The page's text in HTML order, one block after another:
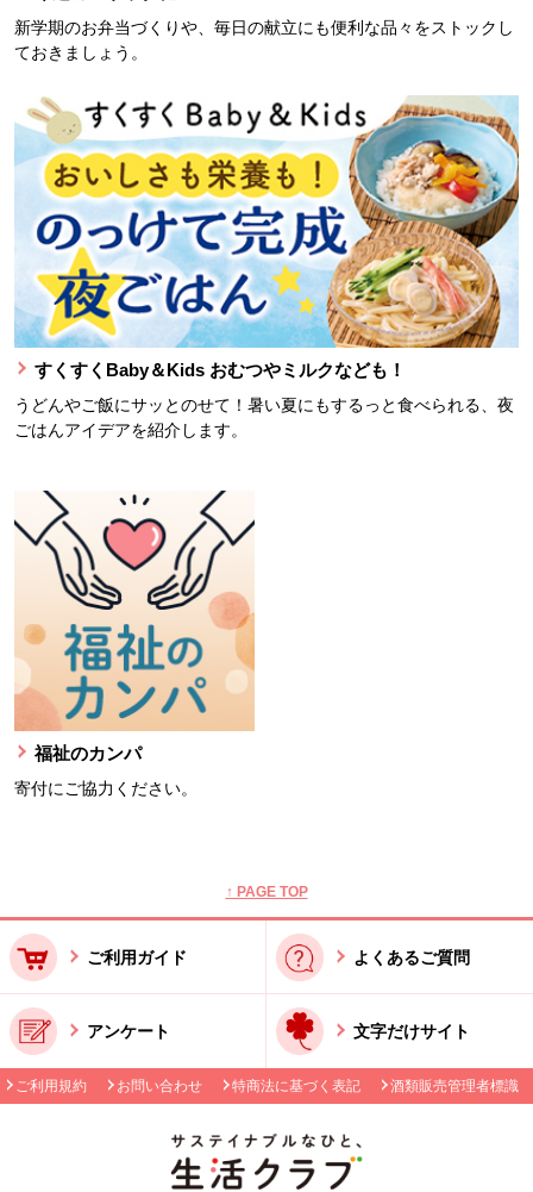
新学期のお弁当づくりや、毎日の献立にも便利な品々をストックし
ておきましょう。
すくすくBaby＆Kids おむつやミルクなども！
うどんやご飯にサッとのせて！暑い夏にもするっと食べられる、夜
ごはんアイデアを紹介します。
福祉のカンパ
寄付にご協力ください。
↑ PAGE TOP
ご利用ガイド よくあるご質問
アンケート 文字だけサイト
ご利用規約 お問い合わせ 特商法に基づく表記 酒類販売管理者標識